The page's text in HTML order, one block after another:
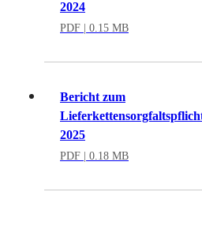
2024
PDF | 0.15 MB
Bericht zum
2025
PDF | 0.18 MB